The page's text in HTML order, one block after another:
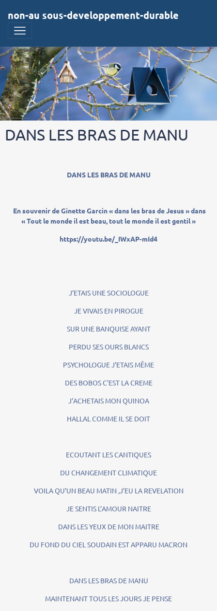
non-au sous-developpement-durable
DANS LES BRAS DE MANU
DANS LES BRAS DE MANU
En souvenir de Ginette Garcin « dans les bras de Jesus » dans
« Tout le monde il est beau, tout le monde il est gentil »
https://youtu.be/_IWxAP-mId4
J’ETAIS UNE SOCIOLOGUE
JE VIVAIS EN PIROGUE
SUR UNE BANQUISE AYANT
PERDU SES OURS BLANCS
PSYCHOLOGUE J’ETAIS MÊME
DES BOBOS C’EST LA CREME
J’ACHETAIS MON QUINOA
HALLAL COMME IL SE DOIT
ECOUTANT LES CANTIQUES
DU CHANGEMENT CLIMATIQUE
VOILA QU’UN BEAU MATIN ,J’EU LA REVELATION
JE SENTIS L’AMOUR NAITRE
DANS LES YEUX DE MON MAITRE
DU FOND DU CIEL SOUDAIN EST APPARU MACRON
DANS LES BRAS DE MANU
MAINTENANT TOUS LES JOURS JE PENSE